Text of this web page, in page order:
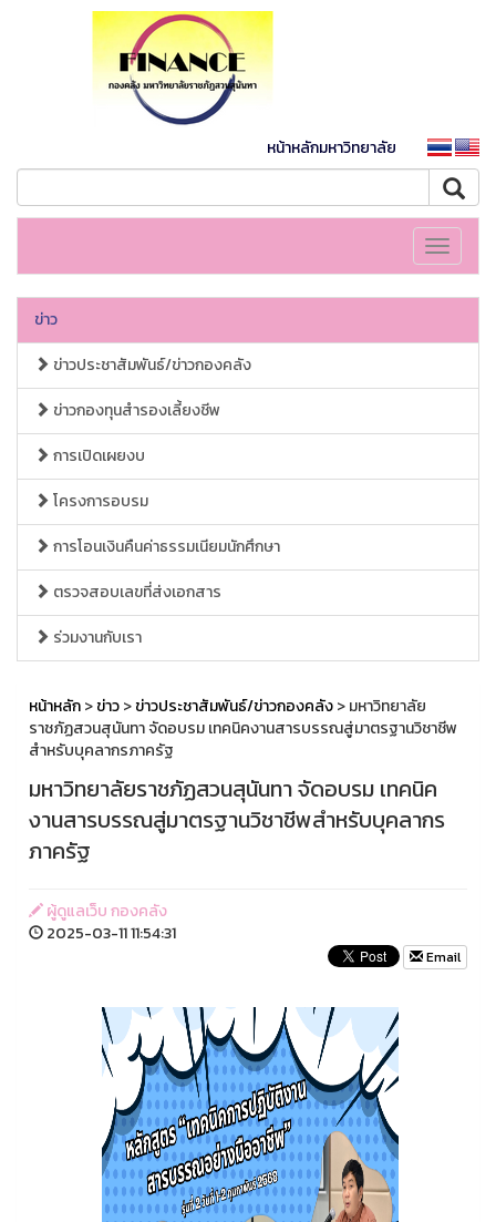
หน้าหลักมหาวิทยาลัย
Toggle
ข่าว
ข่าวประชาสัมพันธ์/ข่าวกองคลัง
ข่าวกองทุนสำรองเลี้ยงชีพ
การเปิดเผยงบ
โครงการอบรม
การโอนเงินคืนค่าธรรมเนียมนักศึกษา
ตรวจสอบเลขที่ส่งเอกสาร
ร่วมงานกับเรา
หน้าหลัก>ข่าว>ข่าวประชาสัมพันธ์/ข่าวกองคลัง> มหาวิทยาลัย
ราชภัฏสวนสุนันทา จัดอบรม เทคนิคงานสารบรรณสู่มาตรฐานวิชาชีพ
สำหรับบุคลากรภาครัฐ
มหาวิทยาลัยราชภัฏสวนสุนันทา จัดอบรม เทคนิค
งานสารบรรณสู่มาตรฐานวิชาชีพสำหรับบุคลากร
ภาครัฐ
ผู้ดูแลเว็บ กองคลัง
2025-03-11 11:54:31
Email